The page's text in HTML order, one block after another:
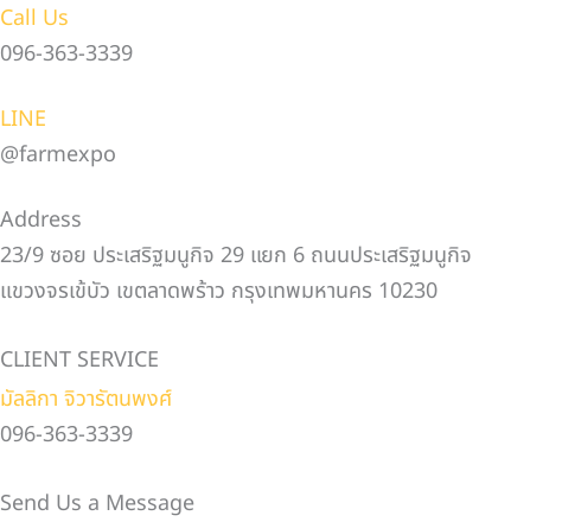
Call Us
096-363-3339
LINE
@farmexpo
Address
23/9 ซอย ประเสริฐมนูกิจ 29 แยก 6 ถนนประเสริฐมนูกิจ
แขวงจรเข้บัว เขตลาดพร้าว กรุงเทพมหานคร 10230
CLIENT SERVICE
มัลลิกา จิวารัตนพงศ์
096-363-3339
Send Us a Message